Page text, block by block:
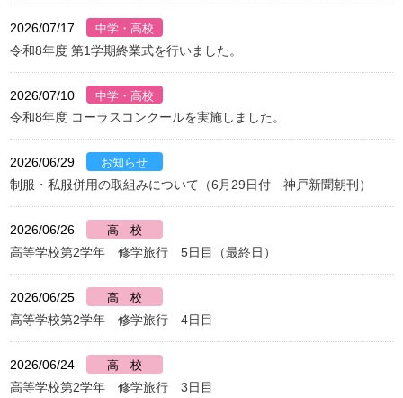
2026/07/17
令和8年度 第1学期終業式を行いました。
2026/07/10
令和8年度 コーラスコンクールを実施しました。
2026/06/29
制服・私服併用の取組みについて（6月29日付 神戸新聞朝刊）
2026/06/26
高等学校第2学年 修学旅行 5日目（最終日）
2026/06/25
高等学校第2学年 修学旅行 4日目
2026/06/24
高等学校第2学年 修学旅行 3日目